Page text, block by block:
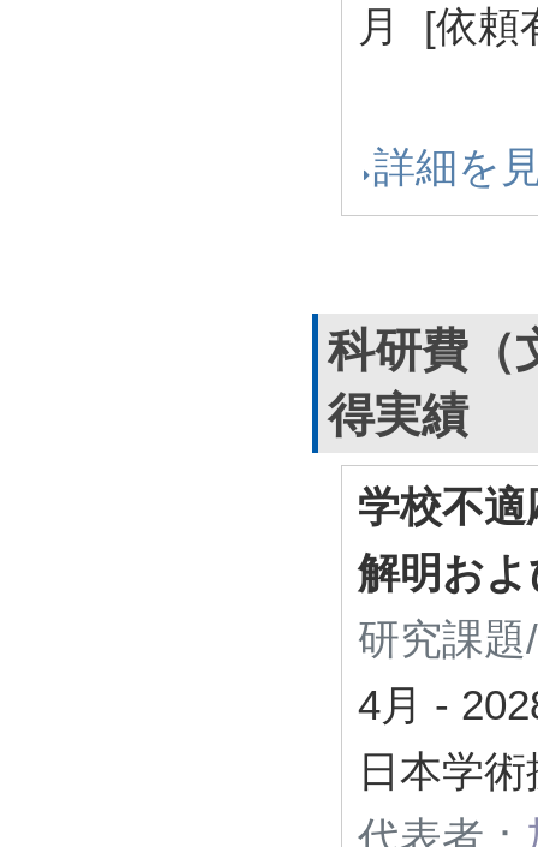
月 [依頼
詳細を
科研費（
得実績
学校不
解明お
研究課
4月 -
日本学
代表者：